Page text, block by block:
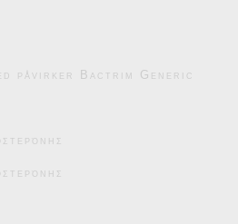
påvirker Bactrim Generic